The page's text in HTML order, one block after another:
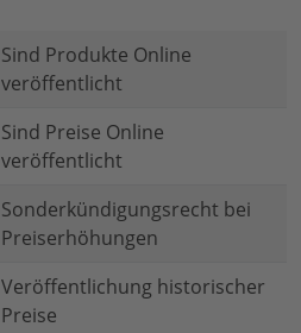
Sind Produkte Online
veröffentlicht
Sind Preise Online
veröffentlicht
Sonderkündigungsrecht bei
Preiserhöhungen
Veröffentlichung historischer
Preise